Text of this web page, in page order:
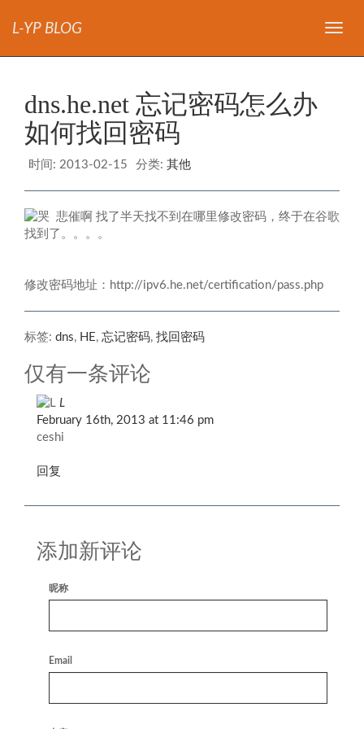
导
L-YP BLOG
dns.he.net 忘记密码怎么办
如何找回密码
时间: 2013-02-15 分类: 其他
悲催啊 找了半天找不到在哪里修改密码，终于在谷歌
找到了。。。。
修改密码地址：http://ipv6.he.net/certification/pass.php
标签: dns, HE, 忘记密码, 找回密码
仅有一条评论
L
February 16th, 2013 at 11:46 pm
ceshi
回复
添加新评论
昵称
Email